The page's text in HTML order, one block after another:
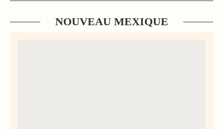
NOUVEAU MEXIQUE